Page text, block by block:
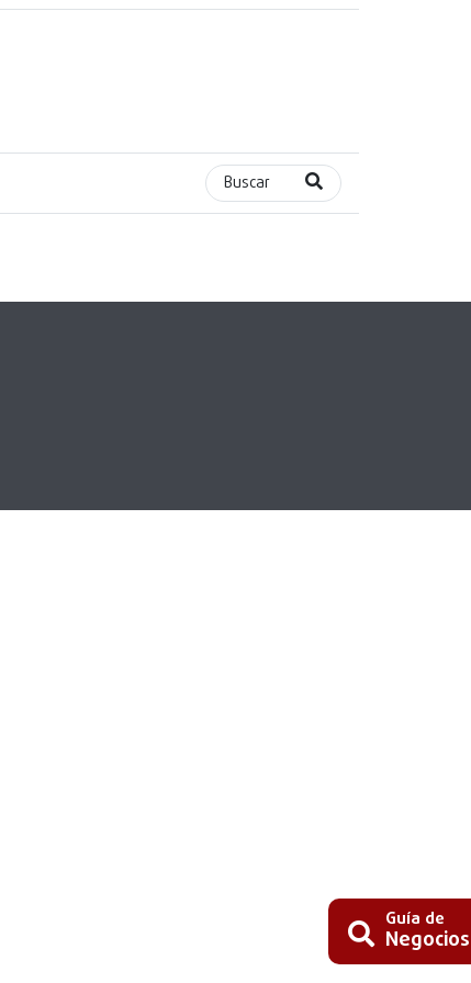
Buscar
Guía de